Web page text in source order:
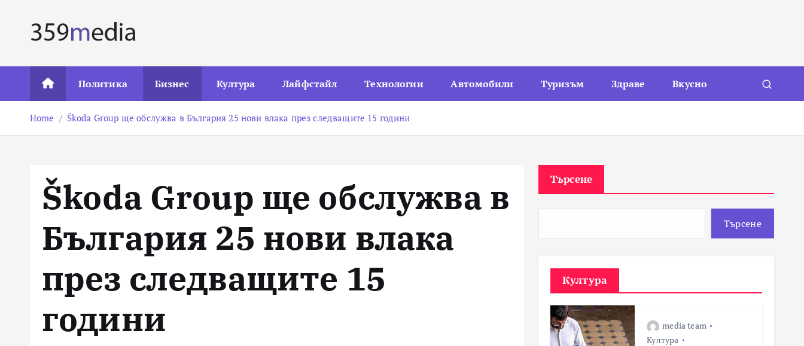
c
n
Политика Бизнес Култура Лайфстайл Технологии Автомобили Туризъм Здраве Вкусно
Home Škoda Group ще обслужва в България 25 нови влака през следващите 15 години
Škoda Group ще обслужва в
България 25 нови влака
през следващите 15
години
Търсене
Търсене
Култура
media team
Култура